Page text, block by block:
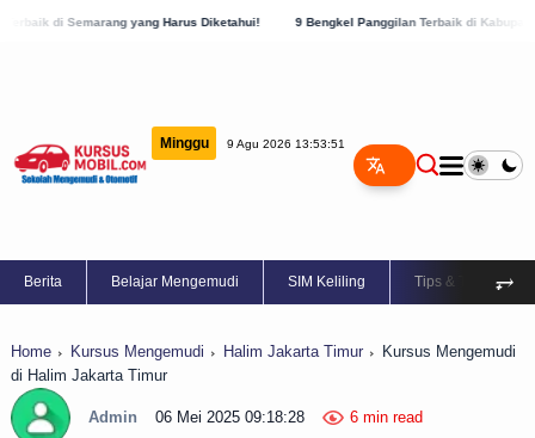
Harus Diketahui! 9 Bengkel Panggilan Terbaik di Kabupaten Semarang, Cek
Minggu 9 Agu 2026 13:53:52
Berita Belajar Mengemudi SIM Keliling Tips & Trik ⥅
Home Kursus Mengemudi Halim Jakarta Timur
Kursus Mengemudi
di Halim Jakarta Timur
Admin 06 Mei 2025 09:18:28 6 min read